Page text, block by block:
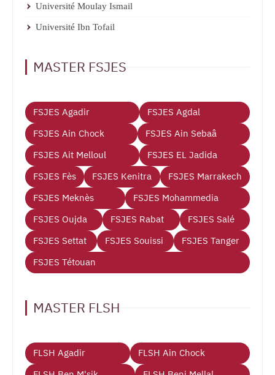
Université Moulay Ismail
Université Ibn Tofail
MASTER FSJES
FSJES Agadir
FSJES Agdal
FSJES Ain Chock
FSJES Ain Sebaâ
FSJES Ait Melloul
FSJES EL Jadida
FSJES Fès
FSJES Kenitra
FSJES Marrakech
FSJES Meknès
FSJES Mohammedia
FSJES Oujda
FSJES Rabat
FSJES Salé
FSJES Settat
FSJES Souissi
FSJES Tanger
FSJES Tétouan
MASTER FLSH
FLSH Agadir
FLSH Ain Chock